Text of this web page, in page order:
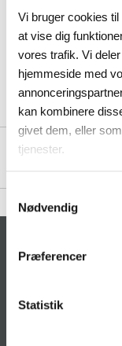
Vi bruger cookies
at vise dig
vores trafik. Vi
hjemmeside med
kan kombinere
givet dem, eller
tjenester.
Samtykkevalg
Nødvendig
Præferencer
Statistik
Description
CONTACT
Theilgaards Torv 1